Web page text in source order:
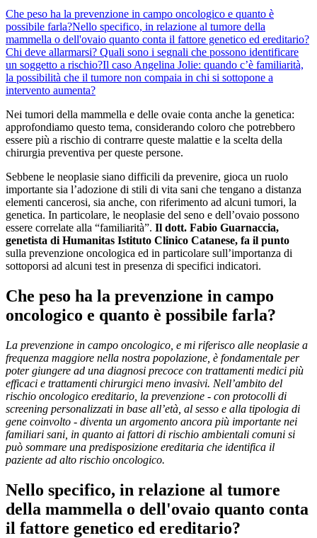
Che peso ha la prevenzione in campo oncologico e quanto è
possibile farla?Nello specifico, in relazione al tumore della
mammella o dell'ovaio quanto conta il fattore genetico ed ereditario?
Chi deve allarmarsi? Quali sono i segnali che possono identificare
un soggetto a rischio?Il caso Angelina Jolie: quando c’è familiarità,
la possibilità che il tumore non compaia in chi si sottopone a
intervento aumenta?
Nei tumori della mammella e delle ovaie conta anche la genetica:
approfondiamo questo tema, considerando coloro che potrebbero
essere più a rischio di contrarre queste malattie e la scelta della
chirurgia preventiva per queste persone.
Sebbene le neoplasie siano difficili da prevenire, gioca un ruolo
importante sia l’adozione di stili di vita sani che tengano a distanza
elementi cancerosi, sia anche, con riferimento ad alcuni tumori, la
genetica. In particolare, le neoplasie del seno e dell’ovaio possono
essere correlate alla “familiarità”. Il dott. Fabio Guarnaccia,
genetista di Humanitas Istituto Clinico Catanese, fa il punto
sulla prevenzione oncologica ed in particolare sull’importanza di
sottoporsi ad alcuni test in presenza di specifici indicatori.
Che peso ha la prevenzione in campo
oncologico e quanto è possibile farla?
La prevenzione in campo oncologico, e mi riferisco alle neoplasie a
frequenza maggiore nella nostra popolazione, è fondamentale per
poter giungere ad una diagnosi precoce con trattamenti medici più
efficaci e trattamenti chirurgici meno invasivi. Nell’ambito del
rischio oncologico ereditario, la prevenzione - con protocolli di
screening personalizzati in base all’età, al sesso e alla tipologia di
gene coinvolto - diventa un argomento ancora più importante nei
familiari sani, in quanto ai fattori di rischio ambientali comuni si
può sommare una predisposizione ereditaria che identifica il
paziente ad alto rischio oncologico.
Nello specifico, in relazione al tumore
della mammella o dell'ovaio quanto conta
il fattore genetico ed ereditario?